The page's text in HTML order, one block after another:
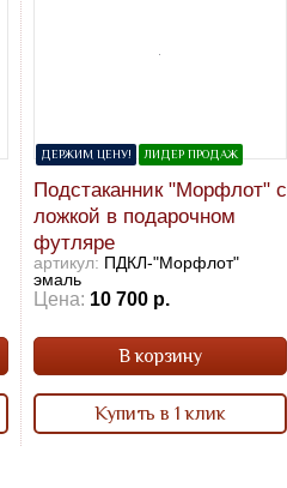
ДЕРЖИМ ЦЕНУ! ЛИДЕР ПРОДАЖ
Подстаканник "Морфлот" с
ложкой в подарочном
футляре
артикул: ПДКЛ-"Морфлот"
эмаль
Цена: 10 700 р.
В корзину
Купить в 1 клик